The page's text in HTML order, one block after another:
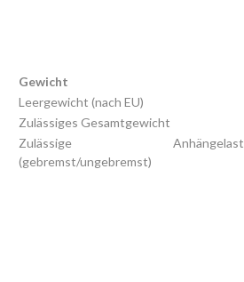
Gewicht
Leergewicht (nach EU)
Zulässiges Gesamtgewicht
Zulässige Anhängelast
(gebremst/ungebremst)